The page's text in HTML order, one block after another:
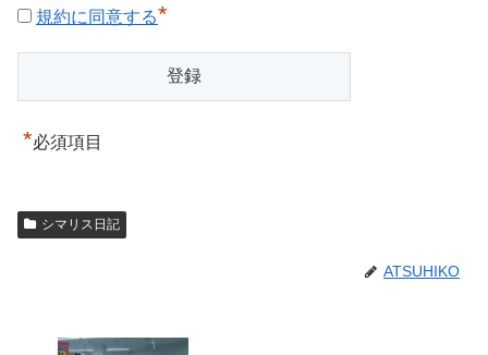
規約に同意する*
*必須項目
シマリス日記
ATSUHIKO